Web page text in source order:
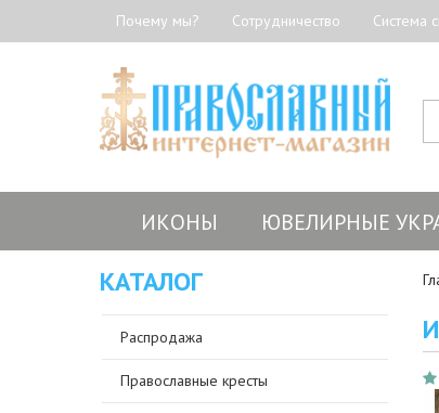
Почему мы? Сотрудничество Система
ИКОНЫ ЮВЕЛИРНЫЕ
КАТАЛОГ
Распродажа
Православные кресты